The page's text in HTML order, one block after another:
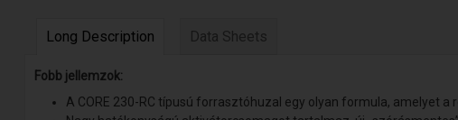
Long Description Data Sheets
Fobb jellemzok:
A CORE 230-RC típusú forrasztóhuzal egy olyan formula, amelyet